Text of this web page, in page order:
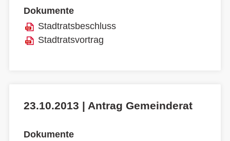
Dokumente
Stadtratsbeschluss
Stadtratsvortrag
23.10.2013 | Antrag Gemeinderat
Dokumente